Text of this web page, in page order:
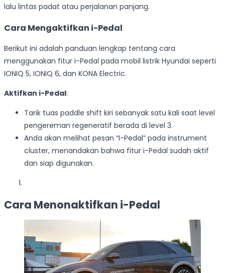
lalu lintas padat atau perjalanan panjang.
Cara Mengaktifkan i-Pedal
Berikut ini adalah panduan lengkap tentang cara
menggunakan fitur i-Pedal pada mobil listrik Hyundai seperti
IONIQ 5, IONIQ 6, dan KONA Electric.
Aktifkan i-Pedal:
Tarik tuas paddle shift kiri sebanyak satu kali saat level
pengereman regeneratif berada di level 3.
Anda akan melihat pesan “I-Pedal” pada instrument
cluster, menandakan bahwa fitur i-Pedal sudah aktif
dan siap digunakan.
Cara Menonaktifkan i-Pedal